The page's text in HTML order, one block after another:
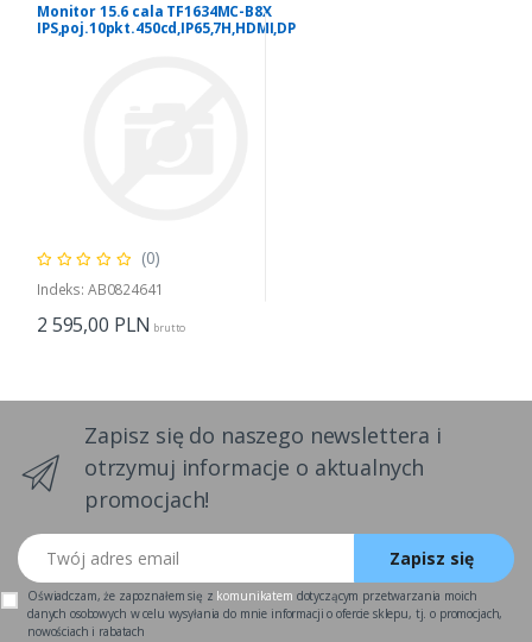
Monitor 15.6 cala TF1634MC-B8X
IPS,poj.10pkt.450cd,IP65,7H,HDMI,DP
(0)
Indeks: AB0824641
2 595,00 PLN brutto
Zapisz się do naszego newslettera i
otrzymuj informacje o aktualnych
promocjach!
Twój adres email
Zapisz się
Oświadczam, że zapoznałem się z komunikatem dotyczącym przetwarzania moich
danych osobowych w celu wysyłania do mnie informacji o ofercie sklepu, tj. o promocjach,
nowościach i rabatach